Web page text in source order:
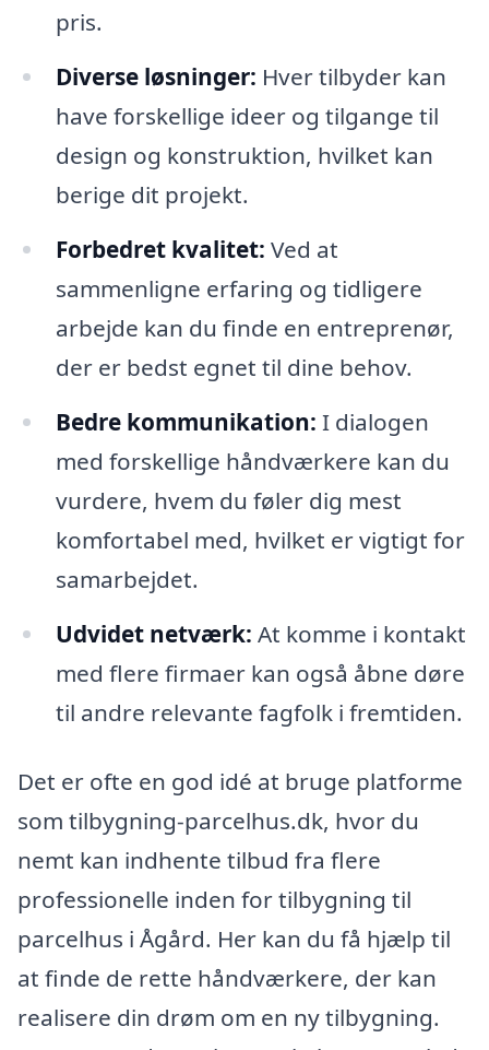
pris.
Diverse løsninger: Hver tilbyder kan
have forskellige ideer og tilgange til
design og konstruktion, hvilket kan
berige dit projekt.
Forbedret kvalitet: Ved at
sammenligne erfaring og tidligere
arbejde kan du finde en entreprenør,
der er bedst egnet til dine behov.
Bedre kommunikation: I dialogen
med forskellige håndværkere kan du
vurdere, hvem du føler dig mest
komfortabel med, hvilket er vigtigt for
samarbejdet.
Udvidet netværk: At komme i kontakt
med flere firmaer kan også åbne døre
til andre relevante fagfolk i fremtiden.
Det er ofte en god idé at bruge platforme
som tilbygning-parcelhus.dk, hvor du
nemt kan indhente tilbud fra flere
professionelle inden for tilbygning til
parcelhus i Ågård. Her kan du få hjælp til
at finde de rette håndværkere, der kan
realisere din drøm om en ny tilbygning.